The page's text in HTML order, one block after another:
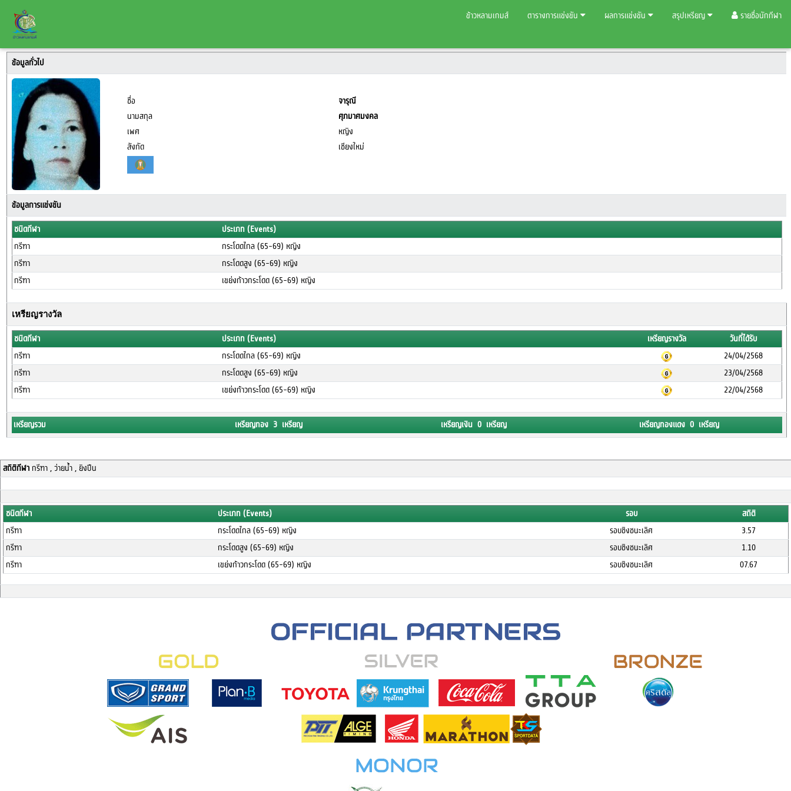
ข้าวหลามเกมส์ ตารางการแข่งขัน ผลการแข่งขัน สรุปเหรียญ รายชื่อนักกีฬา
ข้อมูลทั่วไป
ชื่อ
จารุณี
นามสกุล
ศุภมาศมงคล
เพศ
หญิง
สังกัด
เชียงใหม่
ข้อมูลการแข่งขัน
ชนิดกีฬา
ประเภท (Events)
กรีฑา
กระโดดไกล (65-69) หญิง
กรีฑา
กระโดดสูง (65-69) หญิง
กรีฑา
เขย่งก้าวกระโดด (65-69) หญิง
เหรียญรางวัล
ชนิดกีฬา ประเภท (Events) เหรียญรางวัล
วันที่ได้รับ
กรีฑา
กระโดดไกล (65-69) หญิง
24/04/2568
กรีฑา
กระโดดสูง (65-69) หญิง
23/04/2568
กรีฑา
เขย่งก้าวกระโดด (65-69) หญิง 22/04/2568
เหรียญรวม เหรียญทอง 3 เหรียญ เหรียญเงิน 0 เหรียญ เหรียญทองแดง 0 เหรียญ
สถิติกีฬากรีฑา , ว่ายน้ำ , ยิงปืน
ชนิดกีฬา ประเภท (Events) รอบ
สถิติ
กรีฑา
กระโดดไกล (65-69) หญิง รอบชิงชนะเลิศ
3.57
กรีฑา
กระโดดสูง (65-69) หญิง รอบชิงชนะเลิศ
1.10
กรีฑา
เขย่งก้าวกระโดด (65-69) หญิง รอบชิงชนะเลิศ 07.67